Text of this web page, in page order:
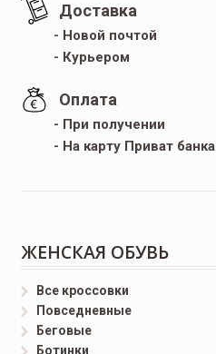
Доставка
- Новой почтой
- Курьером
Оплата
- При получении
- На карту Приват банка
ЖЕНСКАЯ ОБУВЬ
Все кроссовки
Повседневные
Беговые
Ботинки